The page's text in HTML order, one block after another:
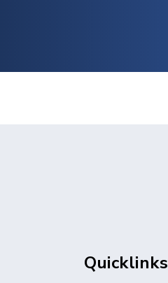
Quicklinks